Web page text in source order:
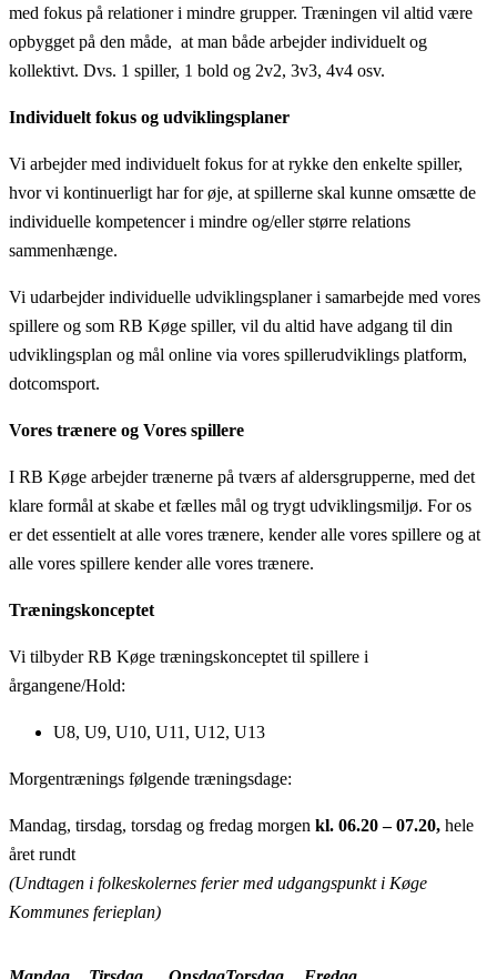
med fokus på relationer i mindre grupper. Træningen vil altid være
opbygget på den måde, at man både arbejder individuelt og
kollektivt. Dvs. 1 spiller, 1 bold og 2v2, 3v3, 4v4 osv.
Individuelt fokus og udviklingsplaner
Vi arbejder med individuelt fokus for at rykke den enkelte spiller,
hvor vi kontinuerligt har for øje, at spillerne skal kunne omsætte de
individuelle kompetencer i mindre og/eller større relations
sammenhænge.
Vi udarbejder individuelle udviklingsplaner i samarbejde med vores
spillere og som RB Køge spiller, vil du altid have adgang til din
udviklingsplan og mål online via vores spillerudviklings platform,
dotcomsport.
Vores trænere og Vores spillere
I RB Køge arbejder trænerne på tværs af aldersgrupperne, med det
klare formål at skabe et fælles mål og trygt udviklingsmiljø. For os
er det essentielt at alle vores trænere, kender alle vores spillere og at
alle vores spillere kender alle vores trænere.
Træningskonceptet
Vi tilbyder RB Køge træningskonceptet til spillere i
årgangene/Hold:
U8, U9, U10, U11, U12, U13
Morgentrænings følgende træningsdage:
Mandag, tirsdag, torsdag og fredag morgen kl. 06.20 – 07.20, hele
året rundt
(Undtagen i folkeskolernes ferier med udgangspunkt i Køge
Kommunes ferieplan)